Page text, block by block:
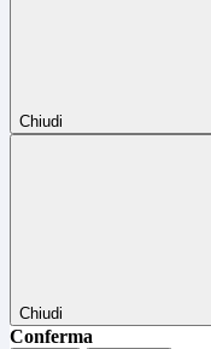
Chiudi
Chiudi
Conferma